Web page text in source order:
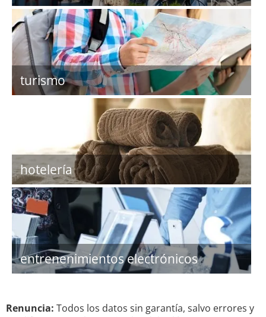
turismo
hotelería
entrenenimientos electrónicos
Renuncia: Todos los datos sin garantía, salvo errores y